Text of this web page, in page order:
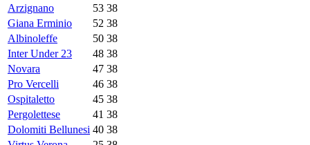
Arzignano
53 38
Giana Erminio
52 38
Albinoleffe
50 38
Inter Under 23
48 38
Novara
47 38
Pro Vercelli
46 38
Ospitaletto
45 38
Pergolettese
41 38
Dolomiti Bellunesi 40 38